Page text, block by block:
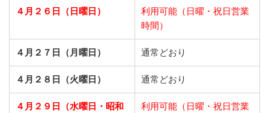
４月２６日（日曜日）
利用可能（日曜・祝日営業
時間）
４月２７日（月曜日） 通常どおり
４月２８日（火曜日） 通常どおり
４月２９日（水曜日・昭和
利用可能（日曜・祝日営業